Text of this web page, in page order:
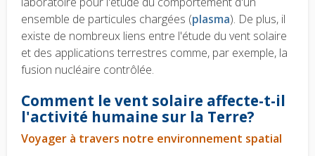
ensemble de particules chargées (plasma). De plus, il
existe de nombreux liens entre l'étude du vent solaire
et des applications terrestres comme, par exemple, la
fusion nucléaire contrôlée.
Comment le vent solaire affecte-t-il
l'activité humaine sur la Terre?
Voyager à travers notre environnement spatial